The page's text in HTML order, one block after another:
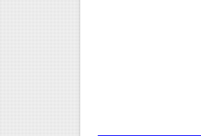
TN